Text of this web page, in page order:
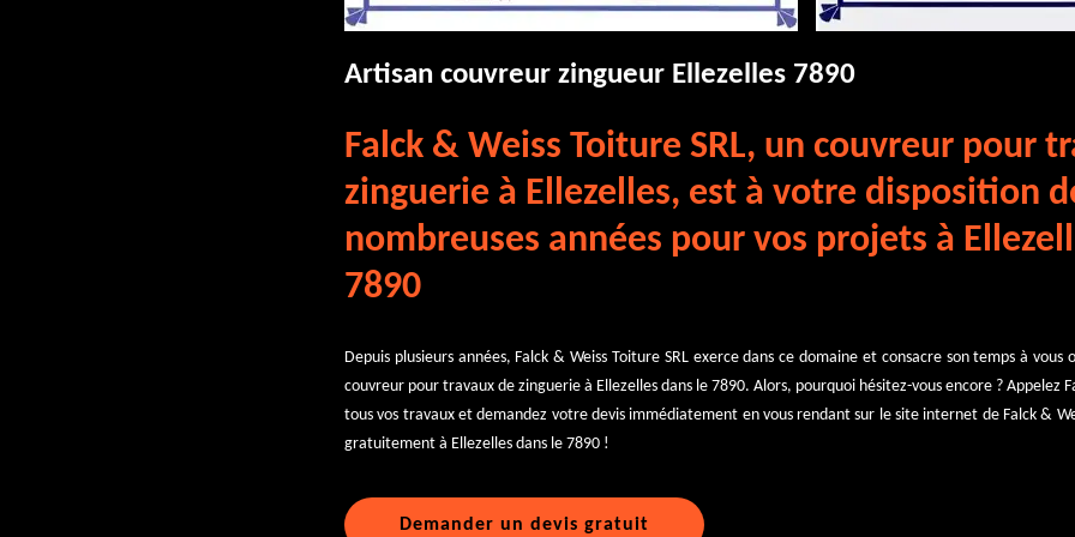
Artisan couvreur zingueur Ellezelles 7890
Falck & Weiss Toiture SRL, un couvreur pour
zinguerie à Ellezelles, est à votre disposition
nombreuses années pour vos projets à
7890
Depuis plusieurs années, Falck & Weiss Toiture SRL exerce dans ce domaine et consacre son temps à
couvreur pour travaux de zinguerie à Ellezelles dans le 7890. Alors, pourquoi hésitez-vous encore ? Appelez
tous vos travaux et demandez votre devis immédiatement en vous rendant sur le site internet de Falck &
gratuitement à Ellezelles dans le 7890 !
Demander un devis gratuit